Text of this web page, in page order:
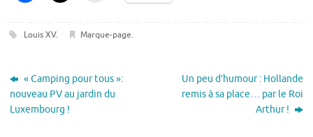
Louis XV. Marque-page.
« Camping pour tous »:
nouveau PV au jardin du
Luxembourg !
Un peu d’humour : Hollande
remis à sa place… par le Roi
Arthur !